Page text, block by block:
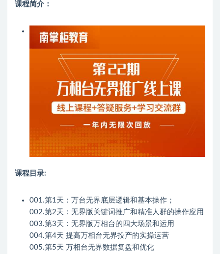
课程简介：
课程目录:
001.第1天：万台无界底层逻辑和基本操作；
002.第2天：无界版关键词推广和精准人群的操作应用
003.第3天：无界版万相台的四大场景和运用
004.第4天 提高万相台无界投产的实操运营
005.第5天 万相台无界数据复盘和优化